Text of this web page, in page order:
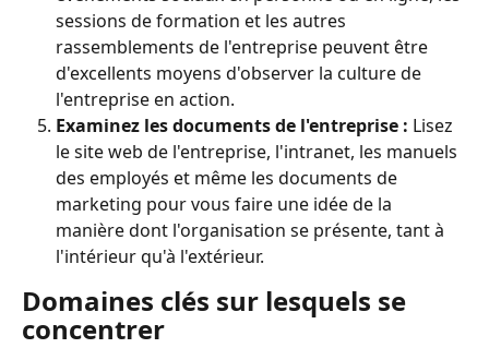
sessions de formation et les autres
rassemblements de l'entreprise peuvent être
d'excellents moyens d'observer la culture de
l'entreprise en action.
Examinez les documents de l'entreprise : Lisez
le site web de l'entreprise, l'intranet, les manuels
des employés et même les documents de
marketing pour vous faire une idée de la
manière dont l'organisation se présente, tant à
l'intérieur qu'à l'extérieur.
Domaines clés sur lesquels se
concentrer